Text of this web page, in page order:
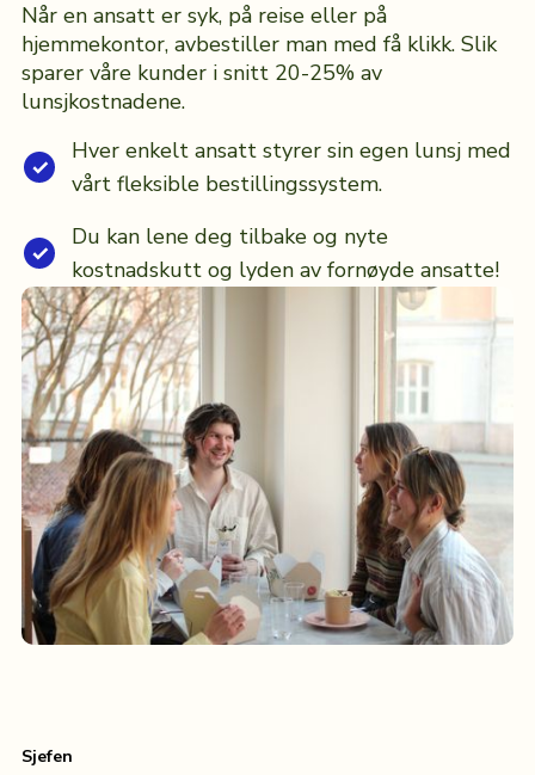
Når en ansatt er syk, på reise eller på
hjemmekontor, avbestiller man med få klikk. Slik
sparer våre kunder i snitt 20-25% av
lunsjkostnadene.
Hver enkelt ansatt styrer sin egen lunsj med
vårt fleksible bestillingssystem.
Du kan lene deg tilbake og nyte
kostnadskutt og lyden av fornøyde ansatte!
Sjefen